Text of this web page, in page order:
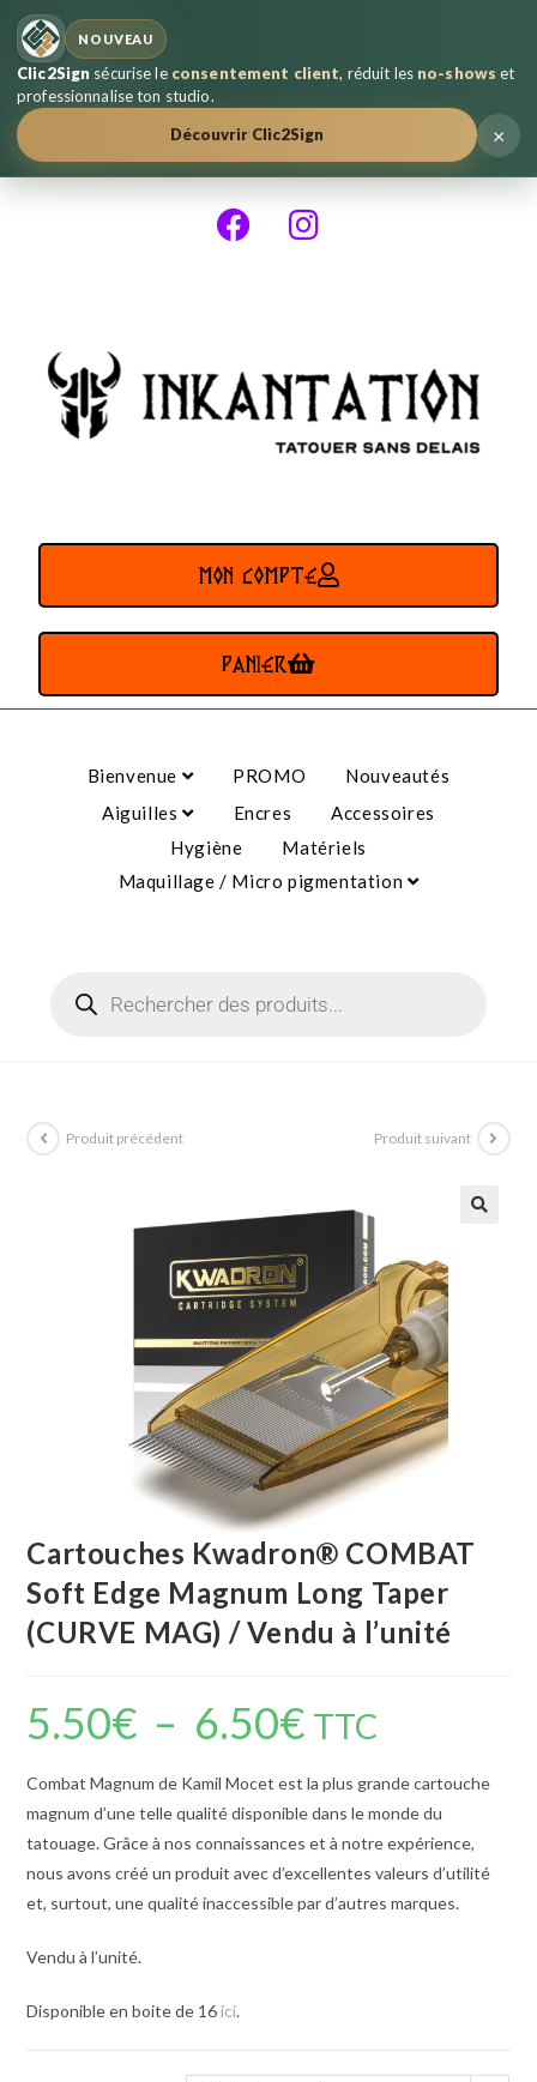
NOUVEAU
Clic2Sign sécurise le consentement client, réduit les no-shows et
professionnalise ton studio.
Découvrir Clic2Sign
×
MON COMPTE
PANIER
Bienvenue PROMO
Nouveautés
Aiguilles
Encres
Accessoires
Hygiène
Matériels
Maquillage / Micro pigmentation
Produit précédent Produit suivant
Cartouches Kwadron® COMBAT
Soft Edge Magnum Long Taper
(CURVE MAG) / Vendu à l’unité
5.50€ – 6.50€ TTC
Combat Magnum de Kamil Mocet est la plus grande cartouche
magnum d’une telle qualité disponible dans le monde du
tatouage. Grâce à nos connaissances et à notre expérience,
nous avons créé un produit avec d’excellentes valeurs d’utilité
et, surtout, une qualité inaccessible par d’autres marques.
Vendu à l’unité.
Disponible en boite de 16 ici.